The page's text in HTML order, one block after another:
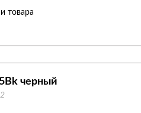
товара
черный